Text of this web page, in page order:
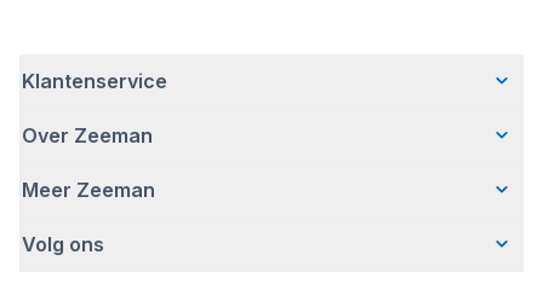
Klantenservice
Veelgestelde vragen
Bezorgen
Retourneren
Over Zeeman
Wie wij zijn
Hoe wij verantwoord ondernemen
Meer Zeeman
Veiligheidswaarschuwing
Volg ons